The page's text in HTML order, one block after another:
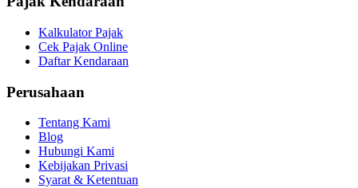
Kalkulator Pajak
Cek Pajak Online
Daftar Kendaraan
Perusahaan
Tentang Kami
Blog
Hubungi Kami
Kebijakan Privasi
Syarat & Ketentuan